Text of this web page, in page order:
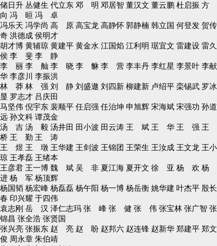
储日升 丛健生 代立东 邓 明 邓居智 董汉文 董云鹏 杜启振 方
向 冯 晅 冯 卓
冯乐天 冯学尚 高 原 高宝龙 高静怀 郭静楠 韩立国 何登发 贺传
奇 洪德成 侯明才
胡才博 黄辅琼 黄建平 黄金水 江国焰 江利明 琚宜文 雷建设 雷久
侯 李 斐 李 静
李 丽 李 舢 李 晓 李 貅 李 营 李丰丹 李红星 李景叶 李献
华 李彦川 李振洪
林 莽 林 强 刘 静 刘盛遨 刘四新 柳建新 卢绍平 栾锡武 罗冰
显 罗志才 吕庆田
马坚伟 倪宇东 裴顺平 任启强 任治坤 申旭辉 宋海斌 宋强功 孙道
远 孙文科 谭茂金
汤 吉 汤 毅 汤井田 田小波 田云涛 王 斌 王 华 王 强 王
桥 王 勤 王 涛
王 煜 王 㻻 王华建 王剑波 王锦团 王荣生 王汝成 王文龙 王小
琼 王孝磊 王绪本
王彦君 王一博 魏 斌 吴 非 夏江海 夏开文 徐 亚 杨 欢 杨
进 杨 军 杨顶辉
杨国韬 杨宏峰 杨磊磊 杨午阳 杨一博 杨岳衡 姚华建 叶杰平 殷长
春 印兴耀 于四伟
袁志刚 岳 汉 泽仁志玛 张 峰 张 健 张 伟 张宝林 张广智 张
锦昌 张全浩 张贤国
张兴亮 张振东 赵 亮 赵 盼 赵邦六 赵连锋 赵新华 郑建平 郑文
俊 周永章 朱伯靖